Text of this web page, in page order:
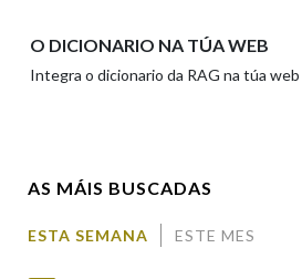
LIMPAR
O DICIONARIO NA TÚA WEB
Integra o dicionario da RAG na túa web
AS MÁIS BUSCADAS
ESTA SEMANA ESTE MES